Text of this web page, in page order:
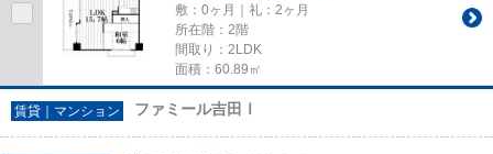
敷：0ヶ月｜礼：2ヶ月
所在階：2階
間取り：2LDK
面積：60.89㎡
賃貸｜マンション ファミール吉田Ⅰ